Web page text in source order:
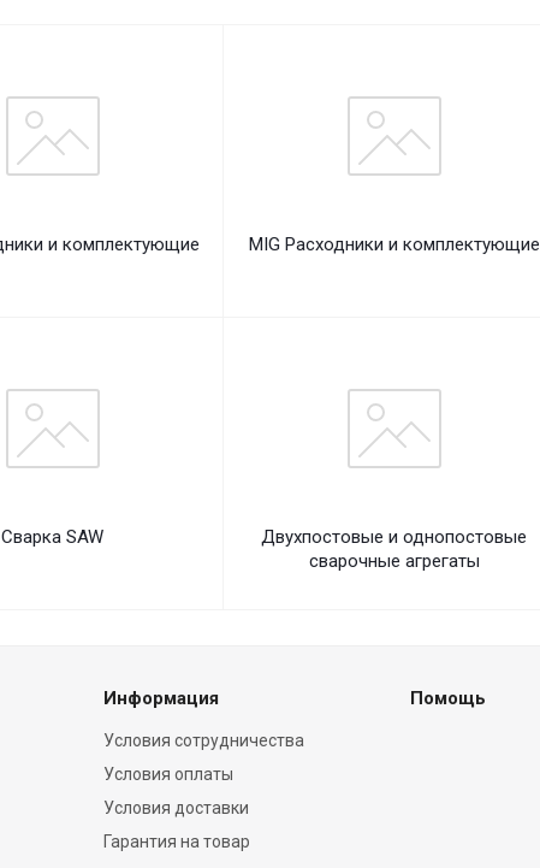
и комплектующие MIG Расходники и комплектующие
Сварка SAW
Двухпостовые и однопостовые
сварочные агрегаты
Информация
Условия сотрудничества
Условия оплаты
Условия доставки
Гарантия на товар
Помощь